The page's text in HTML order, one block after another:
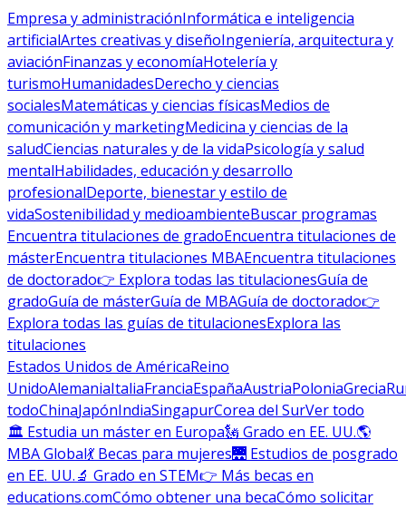
Empresa y administraciónInformática e inteligencia
artificialArtes creativas y diseñoIngeniería, arquitectura y
aviaciónFinanzas y economíaHotelería y
turismoHumanidadesDerecho y ciencias
socialesMatemáticas y ciencias físicasMedios de
comunicación y marketingMedicina y ciencias de la
saludCiencias naturales y de la vidaPsicología y salud
mentalHabilidades, educación y desarrollo
profesionalDeporte, bienestar y estilo de
vidaSostenibilidad y medioambienteBuscar programas
Encuentra titulaciones de gradoEncuentra titulaciones de
másterEncuentra titulaciones MBAEncuentra titulaciones
de doctorado👉 Explora todas las titulacionesGuía de
gradoGuía de másterGuía de MBAGuía de doctorado👉
Explora todas las guías de titulacionesExplora las
titulaciones
Estados Unidos de AméricaReino
UnidoAlemaniaItaliaFranciaEspañaAustriaPoloniaGrecia
todoChinaJapónIndiaSingapurCorea del SurVer todo
🏛 Estudia un máster en Europa🗽 Grado en EE. UU.🌎
MBA Global💃 Becas para mujeres🌉 Estudios de posgrado
en EE. UU.🔬 Grado en STEM👉 Más becas en
educations.comCómo obtener una becaCómo solicitar